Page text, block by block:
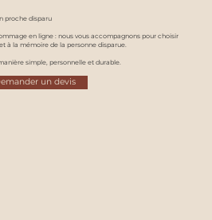
proche disparu
en ligne : nous vous accompagnons pour choisir
à la mémoire de la personne disparue.
simple, personnelle et durable.
un devis